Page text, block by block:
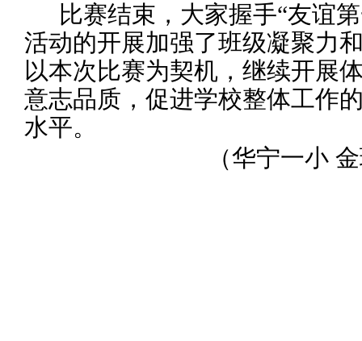
比赛结束，大家握手“友谊
活动的开展加强了班级凝聚力
以本次比赛为契机，继续开展
意志品质，促进学校整体工作
水平。
（华宁一小